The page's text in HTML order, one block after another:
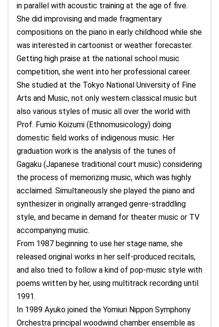
in parallel with acoustic training at the age of five.
She did improvising and made fragmentary
compositions on the piano in early childhood while she
was interested in cartoonist or weather forecaster.
Getting high praise at the national school music
competition, she went into her professional career.
She studied at the Tokyo National University of Fine
Arts and Music, not only western classical music but
also various styles of music all over the world with
Prof. Fumio Koizumi (Ethnomusicology) doing
domestic field works of indigenous music. Her
graduation work is the analysis of the tunes of
Gagaku (Japanese traditional court music) considering
the process of memorizing music, which was highly
acclaimed. Simultaneously she played the piano and
synthesizer in originally arranged genre-straddling
style, and became in demand for theater music or TV
accompanying music.
From 1987 beginning to use her stage name, she
released original works in her self-produced recitals,
and also tried to follow a kind of pop-music style with
poems written by her, using multitrack recording until
1991.
In 1989 Ayuko joined the Yomiuri Nippon Symphony
Orchestra principal woodwind chamber ensemble as